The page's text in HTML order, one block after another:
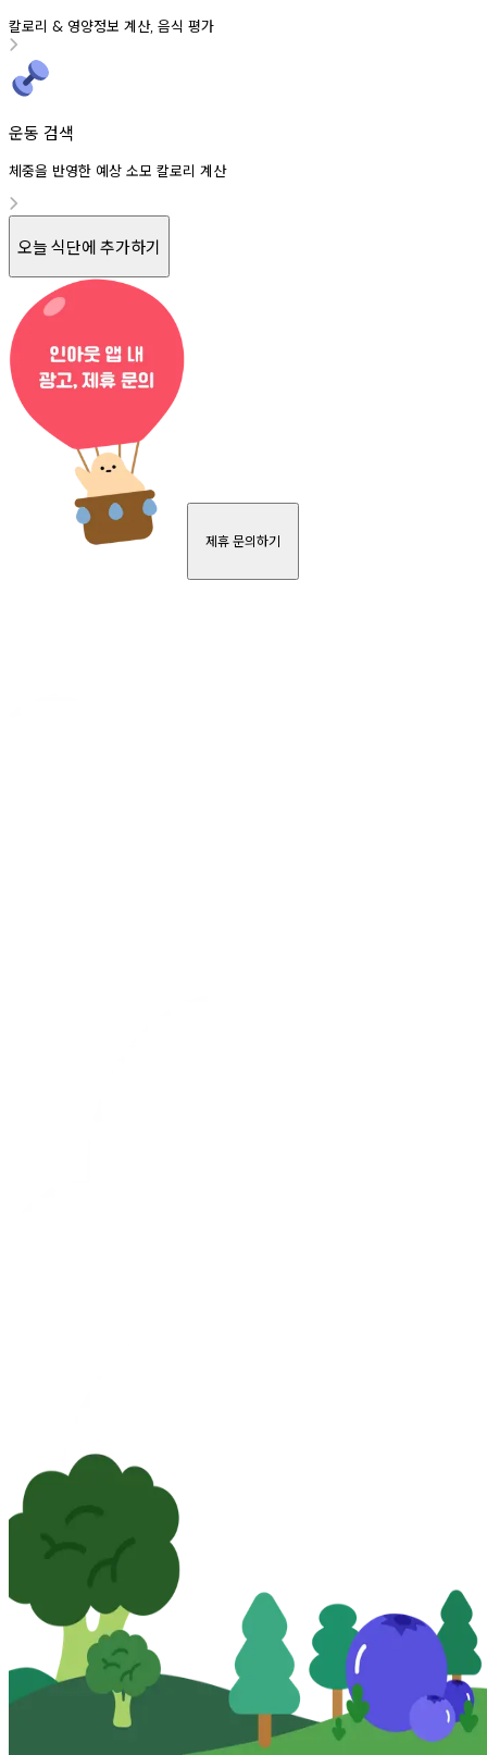
칼로리 & 영양정보 계산, 음식 평가
운동 검색
체중을 반영한 예상 소모 칼로리 계산
오늘 식단에 추가하기
제휴 문의하기